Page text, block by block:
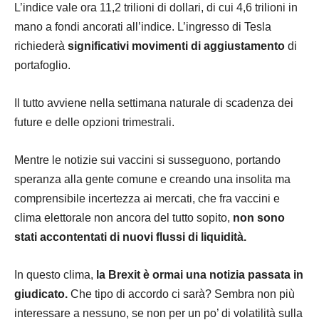
L’indice vale ora 11,2 trilioni di dollari, di cui 4,6 trilioni in
mano a fondi ancorati all’indice. L’ingresso di Tesla
richiederà significativi movimenti di aggiustamento di
portafoglio.
Il tutto avviene nella settimana naturale di scadenza dei
future e delle opzioni trimestrali.
Mentre le notizie sui vaccini si susseguono, portando
speranza alla gente comune e creando una insolita ma
comprensibile incertezza ai mercati, che fra vaccini e
clima elettorale non ancora del tutto sopito, non sono
stati accontentati di nuovi flussi di liquidità.
In questo clima, la Brexit è ormai una notizia passata in
giudicato. Che tipo di accordo ci sarà? Sembra non più
interessare a nessuno, se non per un po’ di volatilità sulla